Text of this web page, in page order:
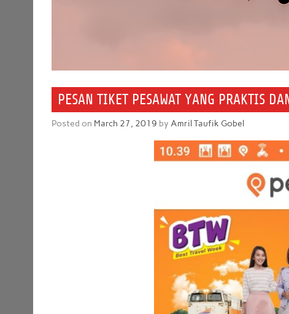
PESAN TIKET PESAWAT YANG PRAKTIS
Posted on March 27, 2019 byAmril Taufik Gobel